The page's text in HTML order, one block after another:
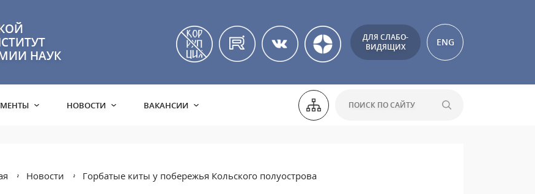
НАУК
ДЛЯ СЛАБО-
ВИДЯЩИХ
ENG
НОВОСТИ ВАКАНСИИ
Новости Горбатые киты у побережья Кольского полуострова